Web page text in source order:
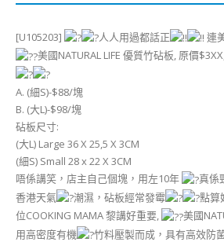
[U105203] 人人用過都話正 連
美國NATURAL LIFE 優質竹砧板, 原價
A. (細S)-$88/塊
B. (大L)-$98/塊
砧板尺寸:
(大L) Large 36 X 25,5 X 3CM
(細S) Small 28 x 22 X 3CM
唔係講笑，店主自己個塊，用左10年
真係
香港天氣
潮濕，砧板經常發霉 點算
位COOKING MAMA 黎講好重要,
美國
用高密度有機
竹料壓製而成，具有高效防